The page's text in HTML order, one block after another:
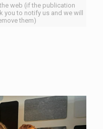
web (if the publication
you to notify us and we will
them)